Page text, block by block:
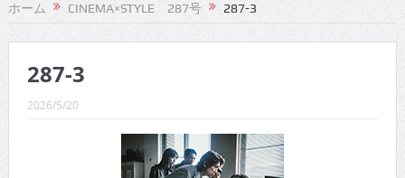
CINEMA×STYLE 291号
CINEMA×STYLE 290号
CINEMA×STYLE 289号
CINEMA×STYLE 288号
CINEMA×STYLE 287号
ホーム CINEMA×STYLE 287号 287-3
287-3
2026/5/20